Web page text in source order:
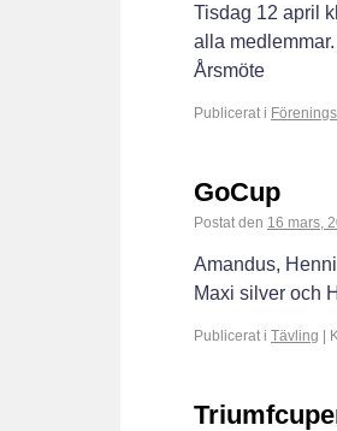
Tisdag 12 april
alla
Årsmöte
Publicerat i
GoCup
Postat den 16 mars,
Amandus,
Maxi silver och
Publicerat i Tävling